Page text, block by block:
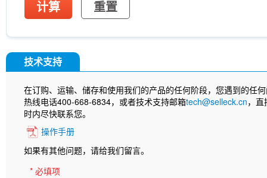
计算 重置
技术支持
在订购、运输、储存和使用我们的产品的任何阶段，您遇到的任
热线电话400-668-6834，或者技术支持邮箱tech@selleck.cn，
时内尽快联系您。
操作手册
如果有其他问题，请给我们留言。
* 必填项